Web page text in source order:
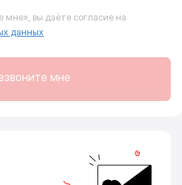
вы даёте согласие на
данных
мне